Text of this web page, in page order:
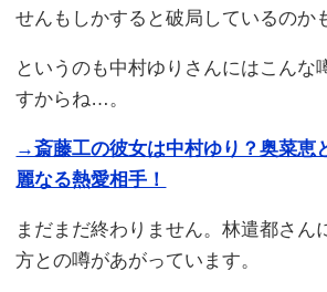
せんもしかすると破局しているのか
というのも中村ゆりさんにはこんな
すからね…。
→斎藤工の彼女は中村ゆり？奥菜恵
麗なる熱愛相手！
まだまだ終わりません。林遣都さん
方との噂があがっています。